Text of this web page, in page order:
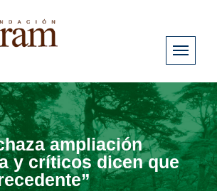
ampliación
y críticos dicen que